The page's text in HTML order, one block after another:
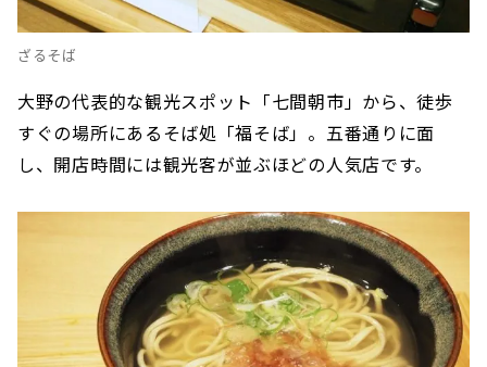
ざるそば
大野の代表的な観光スポット「七間朝市」から、徒歩
すぐの場所にあるそば処「福そば」。五番通りに面
し、開店時間には観光客が並ぶほどの人気店です。